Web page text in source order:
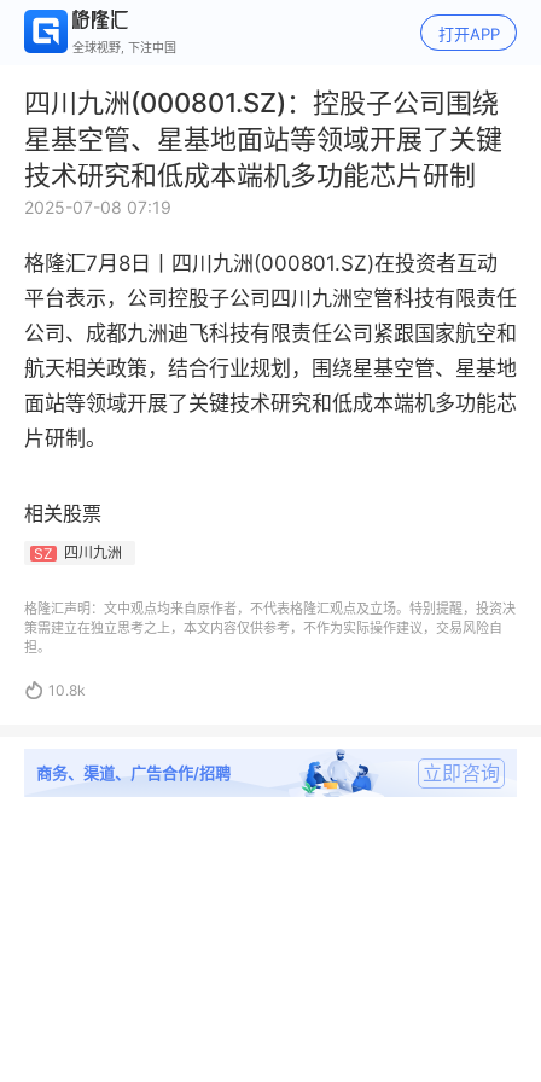
全球视野, 下注中国
打开APP
四川九洲(000801.SZ)：控股子公司围绕
星基空管、星基地面站等领域开展了关键
技术研究和低成本端机多功能芯片研制
2025-07-08 07:19
格隆汇7月8日丨 四川九洲(000801.SZ)在投资者互动
平台表示， 公司控股子公司四川九洲空管科技有限责任
公司、成都九洲迪飞科技有限责任公司紧跟国家航空和
航天相关政策，结合行业规划，围绕星基空管、星基地
面站等领域开展了关键技术研究和低成本端机多功能芯
片研制。
相关股票
SZ 四川九洲
格隆汇声明：文中观点均来自原作者，不代表格隆汇观点及立场。特别提醒，投资决
策需建立在独立思考之上，本文内容仅供参考，不作为实际操作建议，交易风险自
担。
 10.8k
商务、渠道、广告合作/招聘 立即咨询